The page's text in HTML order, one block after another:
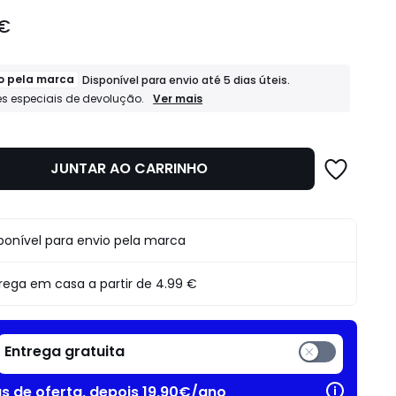
pela marca Disponível para envio até 5 dias úteis.
especiais de devolução.
Expedido
envio
até
Condições
de
devolução.
Ver mais
JUNTAR AO CARRINHO
para envio pela marca
em casa a partir de 4.99 €
Entrega gratuita